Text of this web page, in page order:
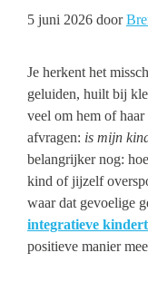
5 juni 2026 door
Je herkent het
geluiden, huilt bij
veel om hem of
afvragen: is mijn
belangrijker nog:
kind of jijzelf
waar dat gevoelige
integratieve
positieve manier